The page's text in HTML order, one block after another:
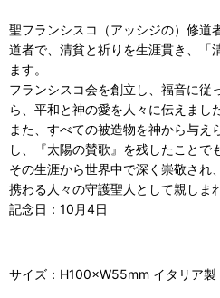
聖フランシスコ（アッシジの）修道
道者で、清貧と祈りを生涯貫き、「
ます。
フランシスコ会を創立し、福音に従
ら、平和と神の愛を人々に伝えました
また、すべての被造物を神から与え
し、『太陽の賛歌』を残したことで
その生涯から世界中で深く崇敬され
携わる人々の守護聖人として親しま
記念日：10月4日
サイズ：H100×W55mm イタリア製